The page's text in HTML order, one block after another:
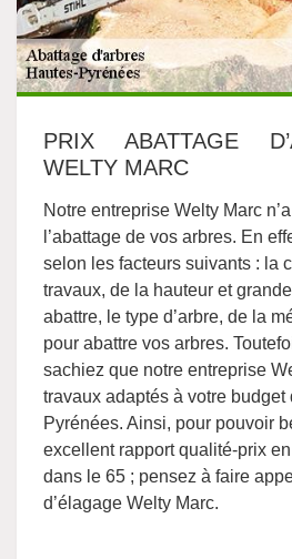
PRIX ABATTAGE
WELTY MARC
Notre entreprise Welty Marc
l’abattage de vos arbres. En
selon les facteurs suivants : la
travaux, de la hauteur et
abattre, le type d’arbre, de la
pour abattre vos arbres.
sachiez que notre entreprise
travaux adaptés à votre
Pyrénées. Ainsi, pour pouvoir
excellent rapport qualité-prix
dans le 65 ; pensez à faire
d’élagage Welty Marc.